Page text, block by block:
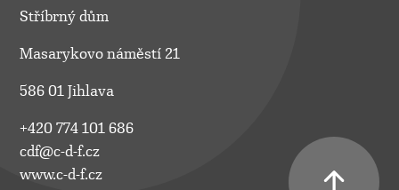
Stříbrný dům
Masarykovo náměstí 21
586 01 Jihlava
+420 774 101 686
cdf@c-d-f.cz
www.c-d-f.cz